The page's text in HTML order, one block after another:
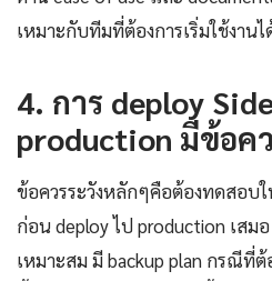
เหมาะกับทีมที่ต้องการเริ่มใช้งานไ
4. การ deploy
production มีข้อคว
ข้อควรระวังหลักๆคือต้องทดสอบ
ก่อน deploy ไป production เสม
เหมาะสม มี backup plan กรณีที่ต้